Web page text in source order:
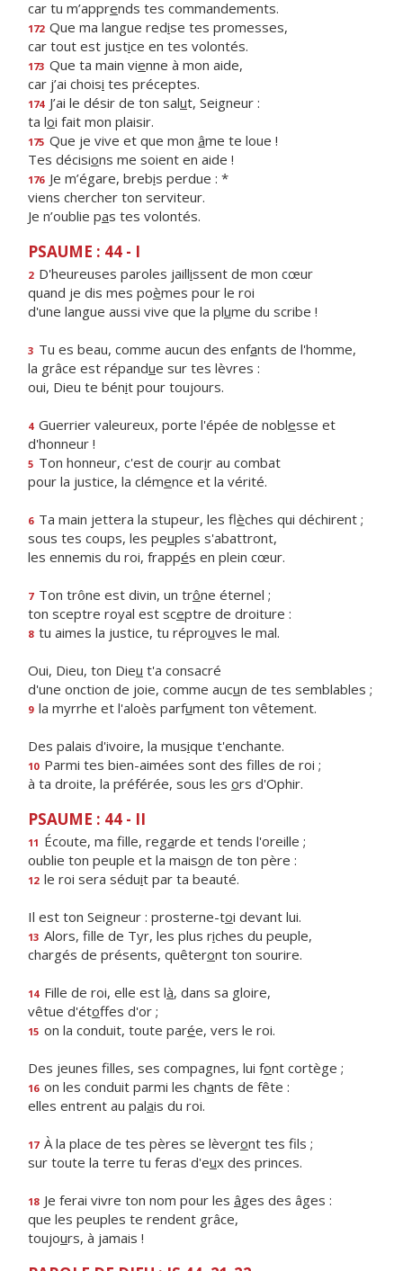
car tu m’apprends tes commandements.
172 Que ma langue redise tes promesses,
car tout est justice en tes volontés.
173 Que ta main vienne à mon aide,
car j’ai choisi tes préceptes.
174 J’ai le désir de ton salut, Seigneur :
ta loi fait mon plaisir.
175 Que je vive et que mon âme te loue !
Tes décisions me soient en aide !
176 Je m’égare, brebis perdue : *
viens chercher ton serviteur.
Je n’oublie pas tes volontés.
PSAUME : 44 - I
2 D'heureuses paroles jaillissent de mon cœur
quand je dis mes poèmes pour le roi
d'une langue aussi vive que la plume du scribe !
3 Tu es beau, comme aucun des enfants de l'homme,
la grâce est répandue sur tes lèvres :
oui, Dieu te bénit pour toujours.
4 Guerrier valeureux, porte l'épée de noblesse et
d'honneur !
5 Ton honneur, c'est de courir au combat
pour la justice, la clémence et la vérité.
6 Ta main jettera la stupeur, les flèches qui déchirent ;
sous tes coups, les peuples s'abattront,
les ennemis du roi, frappés en plein cœur.
7 Ton trône est divin, un trône éternel ;
ton sceptre royal est sceptre de droiture :
8 tu aimes la justice, tu réprouves le mal.
Oui, Dieu, ton Dieu t'a consacré
d'une onction de joie, comme aucun de tes semblables ;
9 la myrrhe et l'aloès parfument ton vêtement.
Des palais d'ivoire, la musique t'enchante.
10 Parmi tes bien-aimées sont des flles de roi ;
à ta droite, la préférée, sous les ors d'Ophir.
PSAUME : 44 - II
11 Écoute, ma fille, regarde et tends l'oreille ;
oublie ton peuple et la maison de ton père :
12 le roi sera séduit par ta beauté.
Il est ton Seigneur : prosterne-toi devant lui.
13 Alors, fille de Tyr, les plus riches du peuple,
chargés de présents, quêteront ton sourire.
14 Fille de roi, elle est là, dans sa gloire,
vêtue d'étoffes d'or ;
15 on la conduit, toute parée, vers le roi.
Des jeunes filles, ses compagnes, lui font cortège ;
16 on les conduit parmi les chants de fête :
elles entrent au palais du roi.
17 À la place de tes pères se lèveront tes fils ;
sur toute la terre tu feras d'eux des princes.
18 Je ferai vivre ton nom pour les âges des âges :
que les peuples te rendent grâce,
toujours, à jamais !